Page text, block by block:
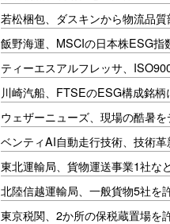
若松梱包、ダスキンから物流品
飯野海運、MSCIの日本株ESG指
ティーエスアルフレッサ、
川崎汽船、FTSEのESG構成銘柄
ウェザーニューズ、現場の酷暑を
ベンティAI自動走行技術、技術
東北運輸局、貨物運送事業1社な
北陸信越運輸局、一般貨物5社を
東京税関、2か所の保税蔵置場を